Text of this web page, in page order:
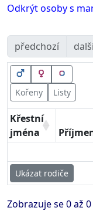
Odkrýt osoby s
předchozí
Kořeny
Listy
Křestní
jména
Ukázat rodiče
Zobrazuje se 0 až 0